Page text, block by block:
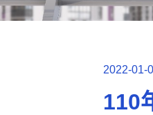
2022-01-
110